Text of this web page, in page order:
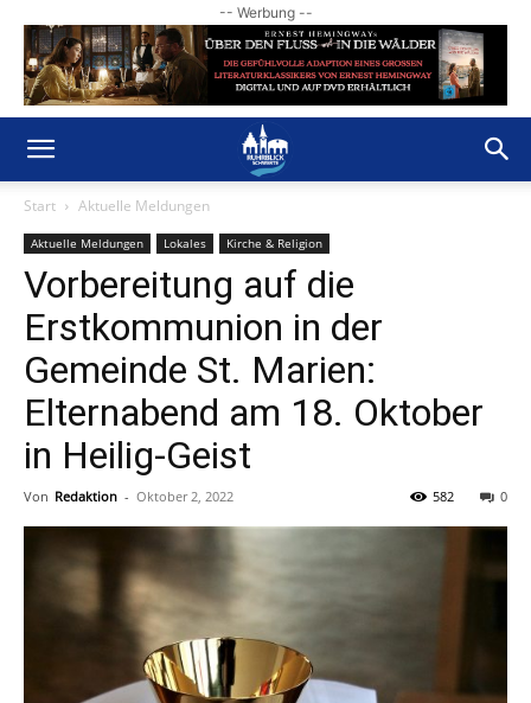
-- Werbung --
Start Aktuelle Meldungen
Aktuelle Meldungen Lokales Kirche & Religion
Vorbereitung auf die
Erstkommunion in der
Gemeinde St. Marien:
Elternabend am 18. Oktober
in Heilig-Geist
Von Redaktion - Oktober 2, 2022 0
582